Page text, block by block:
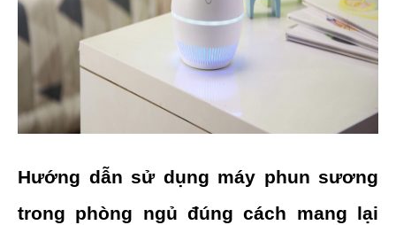
Hướng dẫn sử dụng máy phun sương
trong phòng ngủ đúng cách mang lại